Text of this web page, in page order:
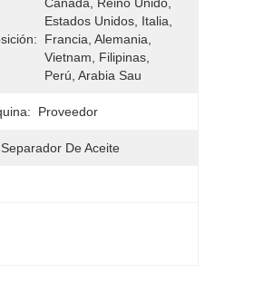
Estados Unidos, Italia,
Francia, Alemania,
Vietnam, Filipinas,
Perú, Arabia Sau
Proveedor
Separador De Aceite